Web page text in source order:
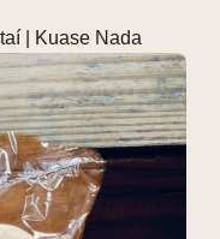
| Kuase Nada